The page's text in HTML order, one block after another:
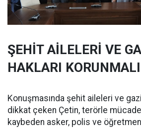
ŞEHİT AİLELERİ VE
HAKLARI KORUNMALI
Konuşmasında şehit aileleri ve
dikkat çeken Çetin, terörle
kaybeden asker, polis ve